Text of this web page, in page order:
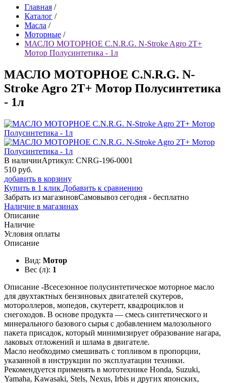
Главная /
Каталог /
Масла /
Моторные /
МАСЛО МОТОРНОЕ C.N.R.G. N-Stroke Agro 2T+
Мотор Полусинтетика - 1л
МАСЛО МОТОРНОЕ C.N.R.G. N-
Stroke Agro 2T+ Мотор Полусинтетика
- 1л
В наличииАртикул: CNRG-196-0001
510 руб.
добавить в корзину
Купить в 1 клик Добавить к сравнению
Забрать из магазиновСамовывоз сегодня - бесплатно
Наличие в магазинах
Описание
Наличие
Условия оплаты
Описание
Вид: Мотор
Вес (л): 1
Описание -Всесезонное полусинтетическое моторное масло
для двухтактных бензиновых двигателей скутеров,
мотороллеров, мопедов, скутеретт, квадроциклов и
снегоходов. В основе продукта — смесь синтетического и
минерального базового сырья с добавлением малозольного
пакета присадок, который минимизирует образование нагара,
лаковых отложений и шлама в двигателе.
Масло необходимо смешивать с топливом в пропорции,
указанной в инструкции по эксплуатации техники.
Рекомендуется применять в мототехнике Honda, Suzuki,
Yamaha, Kawasaki, Stels, Nexus, Irbis и других японских,